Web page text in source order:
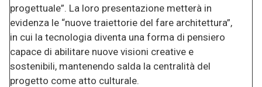
progettuale”. La loro presentazione metterà in
evidenza le “nuove traiettorie del fare architettura”,
in cui la tecnologia diventa una forma di pensiero
capace di abilitare nuove visioni creative e
sostenibili, mantenendo salda la centralità del
progetto come atto culturale.